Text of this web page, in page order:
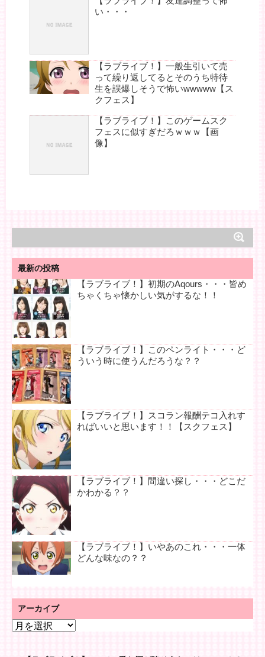
い・・・
【ラブライブ！】一般生引いて売
って繰り返してるとそのうち特待
生を誤爆しそうで怖いwwwww【ス
クフェス】
【ラブライブ！】このゲームスク
フェスに似すぎだろｗｗｗ【画
像】
最新の投稿
【ラブライブ！】初期のAqours・・・皆め
ちゃくちゃ懐かしい気がするな！！
【ラブライブ！】このペンライト・・・ど
ういう時に使うんだろうな？？
【ラブライブ！】スコラン報酬テコ入れす
ればいいと思います！！【スクフェス】
【ラブライブ！】間違い探し・・・どこだ
かわかる？？
【ラブライブ！】いやあのこれ・・・一体
どんな味なの？？
アーカイブ
ア